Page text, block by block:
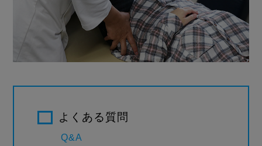
よくある質問
Q&A